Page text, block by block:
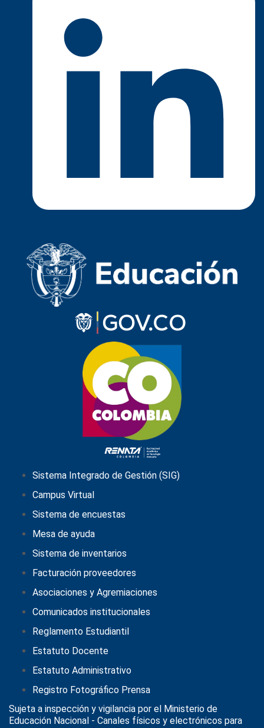
Sistema Integrado de Gestión (SIG)
Campus Virtual
Sistema de encuestas
Mesa de ayuda
Sistema de inventarios
Facturación proveedores
Asociaciones y Agremiaciones
Comunicados institucionales
Reglamento Estudiantil
Estatuto Docente
Estatuto Administrativo
Registro Fotográfico Prensa
Sujeta a inspección y vigilancia por el Ministerio de
Educación Nacional - Canales físicos y electrónicos para